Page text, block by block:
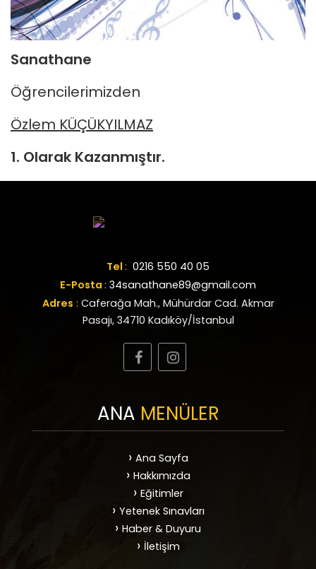
Sanathane
Öğrencilerimizden
Özlem KÜÇÜKYILMAZ
1. Olarak Kazanmıştır.
Tel : 0216 550 40 05
E-Posta : 34sanathane89@gmail.com
Adres : Caferağa Mah., Mühürdar Cad. Akmar
Pasajı, 34710 Kadıköy/İstanbul
ANA MENÜLER
Ana Sayfa
Hakkımızda
Eğitimler
Yetenek Sınavları
Haber & Duyuru
İletişim